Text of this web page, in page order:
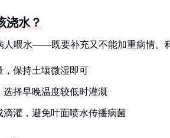
浇水？
人喂水——既要补充又不能加重病情。
，保持土壤微湿即可
选择早晚温度较低时灌溉
滴灌，避免叶面喷水传播病菌